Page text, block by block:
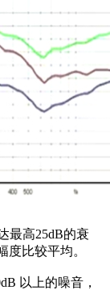
最高25dB的衰
比较平均。
以上的噪音，